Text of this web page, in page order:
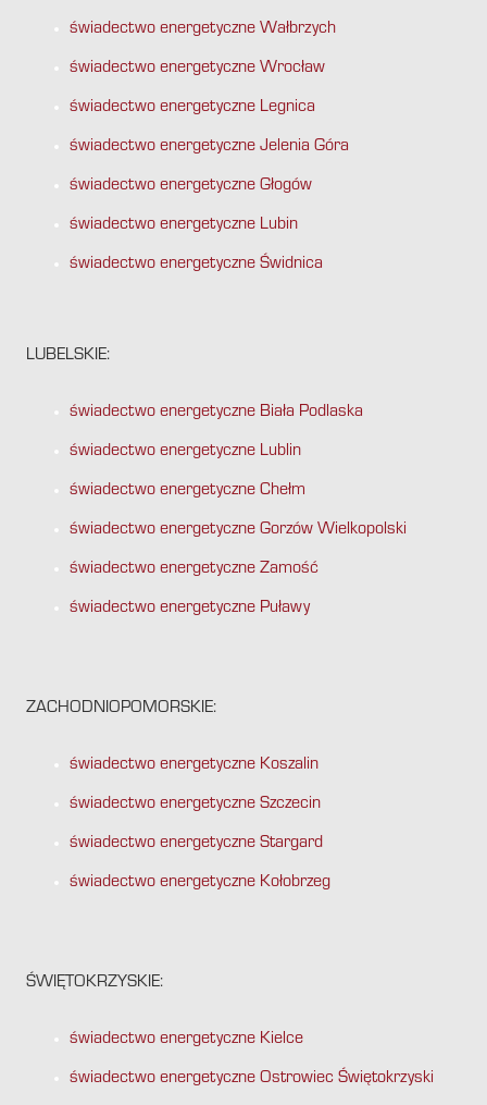
świadectwo energetyczne Wałbrzych
świadectwo energetyczne Wrocław
świadectwo energetyczne Legnica
świadectwo energetyczne Jelenia Góra
świadectwo energetyczne Głogów
świadectwo energetyczne Lubin
świadectwo energetyczne Świdnica
LUBELSKIE:
świadectwo energetyczne Biała Podlaska
świadectwo energetyczne Lublin
świadectwo energetyczne Chełm
świadectwo energetyczne Gorzów Wielkopolski
świadectwo energetyczne Zamość
świadectwo energetyczne Puławy
ZACHODNIOPOMORSKIE:
świadectwo energetyczne Koszalin
świadectwo energetyczne Szczecin
świadectwo energetyczne Stargard
świadectwo energetyczne Kołobrzeg
ŚWIĘTOKRZYSKIE:
świadectwo energetyczne Kielce
świadectwo energetyczne Ostrowiec Świętokrzyski